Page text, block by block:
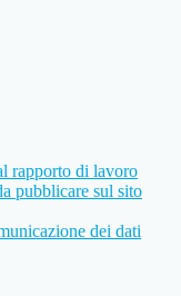
rapporto di lavoro
pubblicare sul sito
dei dati